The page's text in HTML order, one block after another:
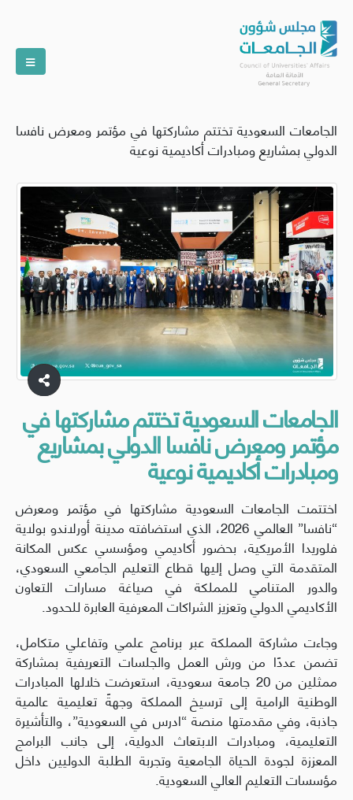
الجامعات السعودية تختتم مشاركتها في مؤتمر ومعرض نافسا
الدولي بمشاريع ومبادرات أكاديمية نوعية
الجامعات السعودية تختتم مشاركتها في
مؤتمر ومعرض نافسا الدولي بمشاريع
ومبادرات أكاديمية نوعية
اختتمت الجامعات السعودية مشاركتها في مؤتمر ومعرض
“نافسا” العالمي 2026، الذي استضافته مدينة أورلاندو بولاية
فلوريدا الأمريكية، بحضور أكاديمي ومؤسسي عكس المكانة
المتقدمة التي وصل إليها قطاع التعليم الجامعي السعودي،
والدور المتنامي للمملكة في صياغة مسارات التعاون
الأكاديمي الدولي وتعزيز الشراكات المعرفية العابرة للحدود.
وجاءت مشاركة المملكة عبر برنامج علمي وتفاعلي متكامل،
تضمن عددًا من ورش العمل والجلسات التعريفية بمشاركة
ممثلين من 20 جامعة سعودية، استعرضت خلالها المبادرات
الوطنية الرامية إلى ترسيخ المملكة وجهةً تعليمية عالمية
جاذبة، وفي مقدمتها منصة “ادرس في السعودية”، والتأشيرة
التعليمية، ومبادرات الابتعاث الدولية، إلى جانب البرامج
المعززة لجودة الحياة الجامعية وتجربة الطلبة الدوليين داخل
مؤسسات التعليم العالي السعودية.